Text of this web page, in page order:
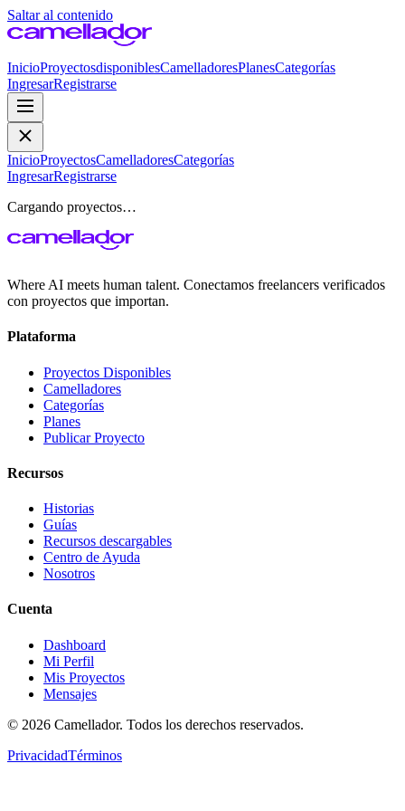
Saltar al contenido
InicioProyectosdisponiblesCamelladoresPlanesCategorías
IngresarRegistrarse
InicioProyectosCamelladoresCategorías
IngresarRegistrarse
Cargando proyectos…
Where AI meets human talent. Conectamos freelancers verificados
con proyectos que importan.
Plataforma
Proyectos Disponibles
Camelladores
Categorías
Planes
Publicar Proyecto
Recursos
Historias
Guías
Recursos descargables
Centro de Ayuda
Nosotros
Cuenta
Dashboard
Mi Perfil
Mis Proyectos
Mensajes
© 2026 Camellador. Todos los derechos reservados.
PrivacidadTérminos